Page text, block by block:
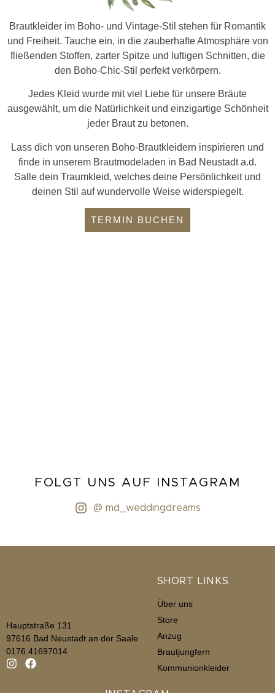
Brautkleider im Boho- und Vintage-Stil stehen für Romantik
und Freiheit. Tauche ein, in die zauberhafte Atmosphäre von
fließenden Stoffen, zarter Spitze und luftigen Schnitten, die
den Boho-Chic-Stil perfekt verkörpern.
Jedes Kleid wurde mit viel Liebe für unsere Bräute
ausgewählt, um die Natürlichkeit und einzigartige Schönheit
jeder Braut zu betonen.
Lass dich von unseren Boho-Brautkleidern inspirieren und
finde in unserem Brautmodeladen in Bad Neustadt a.d.
Salle dein Traumkleid, welches deine Persönlichkeit und
deinen Stil auf wundervolle Weise widerspiegelt.
TERMIN BUCHEN
FOLGT UNS AUF INSTAGRAM
@ md_weddingdreams
Hauptstraße 131
97616 Bad Neustadt an der Saale
0176 41697014
SHORT LINKS
Über uns
Store
Anzug
Brautjungfern
Kommunionkleider